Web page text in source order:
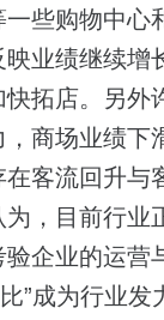
些购物中心
业绩继续增
拓店。另外
商场业绩下
客流回升与
，目前行业
企业的运营
”成为行业发